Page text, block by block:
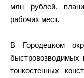
млн рублей,
рабочих мест.
В Городецком
быстровозводимых
тонкостенных